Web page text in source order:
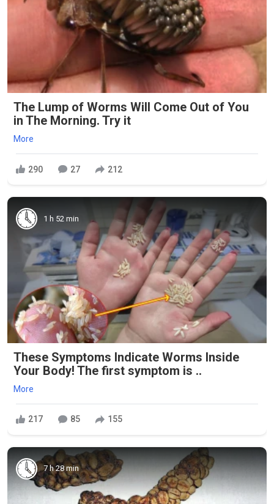
The Lump of Worms Will Come Out of You
in The Morning. Try it
More
290 27 212
1 h 52 min
These Symptoms Indicate Worms Inside
Your Body! The first symptom is ..
More
217 85 155
7 h 28 min